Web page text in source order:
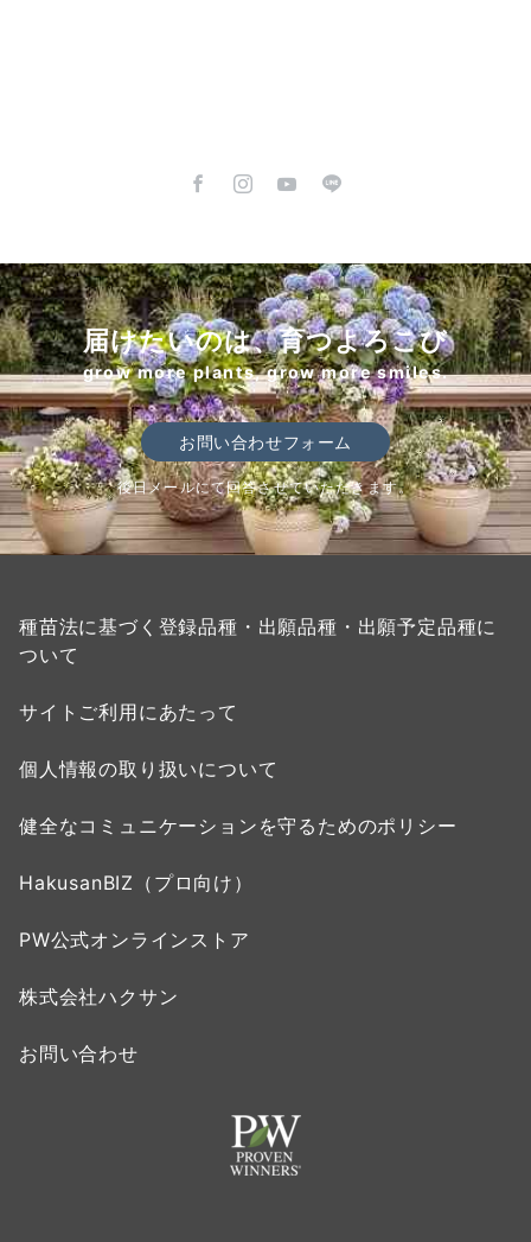
届けたいのは、育つよろこび
grow more plants, grow more smiles.
お問い合わせフォーム
後日メールにて回答させていただきます。
種苗法に基づく登録品種・出願品種・出願予定品種に
ついて
サイトご利用にあたって
個人情報の取り扱いについて
健全なコミュニケーションを守るためのポリシー
HakusanBIZ（プロ向け）
PW公式オンラインストア
株式会社ハクサン
お問い合わせ